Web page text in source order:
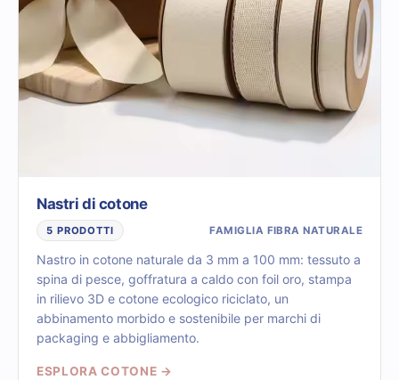
Nastri di cotone
5 PRODOTTI FAMIGLIA FIBRA NATURALE
Nastro in cotone naturale da 3 mm a 100 mm: tessuto a
spina di pesce, goffratura a caldo con foil oro, stampa
in rilievo 3D e cotone ecologico riciclato, un
abbinamento morbido e sostenibile per marchi di
packaging e abbigliamento.
ESPLORA COTONE